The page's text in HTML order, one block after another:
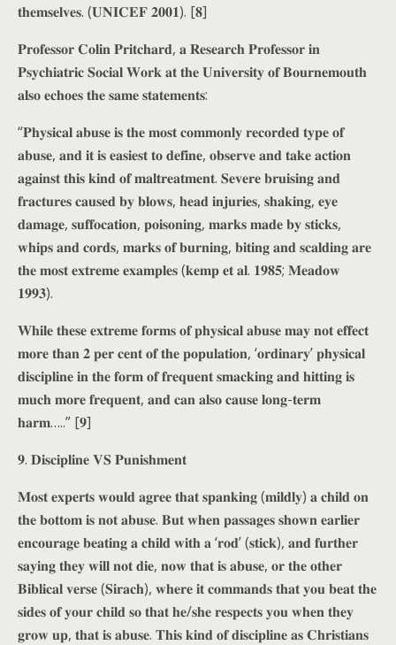
𝐭𝐡𝐞𝐦𝐬𝐞𝐥𝐯𝐞𝐬. (𝐔𝐍𝐈𝐂𝐄𝐅 𝟐𝟎𝟎𝟏). [𝟖]
𝐏𝐫𝐨𝐟𝐞𝐬𝐬𝐨𝐫 𝐂𝐨𝐥𝐢𝐧 𝐏𝐫𝐢𝐭𝐜𝐡𝐚𝐫𝐝, 𝐚 𝐑𝐞𝐬𝐞𝐚𝐫𝐜𝐡 𝐏𝐫𝐨𝐟𝐞𝐬𝐬𝐨𝐫 𝐢𝐧
𝐏𝐬𝐲𝐜𝐡𝐢𝐚𝐭𝐫𝐢𝐜 𝐒𝐨𝐜𝐢𝐚𝐥 𝐖𝐨𝐫𝐤 𝐚𝐭 𝐭𝐡𝐞 𝐔𝐧𝐢𝐯𝐞𝐫𝐬𝐢𝐭𝐲 𝐨𝐟 𝐁𝐨𝐮𝐫𝐧𝐞𝐦𝐨𝐮𝐭𝐡
𝐚𝐥𝐬𝐨 𝐞𝐜𝐡𝐨𝐞𝐬 𝐭𝐡𝐞 𝐬𝐚𝐦𝐞 𝐬𝐭𝐚𝐭𝐞𝐦𝐞𝐧𝐭𝐬:
“𝐏𝐡𝐲𝐬𝐢𝐜𝐚𝐥 𝐚𝐛𝐮𝐬𝐞 𝐢𝐬 𝐭𝐡𝐞 𝐦𝐨𝐬𝐭 𝐜𝐨𝐦𝐦𝐨𝐧𝐥𝐲 𝐫𝐞𝐜𝐨𝐫𝐝𝐞𝐝 𝐭𝐲𝐩𝐞 𝐨𝐟
𝐚𝐛𝐮𝐬𝐞, 𝐚𝐧𝐝 𝐢𝐭 𝐢𝐬 𝐞𝐚𝐬𝐢𝐞𝐬𝐭 𝐭𝐨 𝐝𝐞𝐟𝐢𝐧𝐞, 𝐨𝐛𝐬𝐞𝐫𝐯𝐞 𝐚𝐧𝐝 𝐭𝐚𝐤𝐞 𝐚𝐜𝐭𝐢𝐨𝐧
𝐚𝐠𝐚𝐢𝐧𝐬𝐭 𝐭𝐡𝐢𝐬 𝐤𝐢𝐧𝐝 𝐨𝐟 𝐦𝐚𝐥𝐭𝐫𝐞𝐚𝐭𝐦𝐞𝐧𝐭. 𝐒𝐞𝐯𝐞𝐫𝐞 𝐛𝐫𝐮𝐢𝐬𝐢𝐧𝐠 𝐚𝐧𝐝
𝐟𝐫𝐚𝐜𝐭𝐮𝐫𝐞𝐬 𝐜𝐚𝐮𝐬𝐞𝐝 𝐛𝐲 𝐛𝐥𝐨𝐰𝐬, 𝐡𝐞𝐚𝐝 𝐢𝐧𝐣𝐮𝐫𝐢𝐞𝐬, 𝐬𝐡𝐚𝐤𝐢𝐧𝐠, 𝐞𝐲𝐞
𝐝𝐚𝐦𝐚𝐠𝐞, 𝐬𝐮𝐟𝐟𝐨𝐜𝐚𝐭𝐢𝐨𝐧, 𝐩𝐨𝐢𝐬𝐨𝐧𝐢𝐧𝐠, 𝐦𝐚𝐫𝐤𝐬 𝐦𝐚𝐝𝐞 𝐛𝐲 𝐬𝐭𝐢𝐜𝐤𝐬,
𝐰𝐡𝐢𝐩𝐬 𝐚𝐧𝐝 𝐜𝐨𝐫𝐝𝐬, 𝐦𝐚𝐫𝐤𝐬 𝐨𝐟 𝐛𝐮𝐫𝐧𝐢𝐧𝐠, 𝐛𝐢𝐭𝐢𝐧𝐠 𝐚𝐧𝐝 𝐬𝐜𝐚𝐥𝐝𝐢𝐧𝐠 𝐚𝐫𝐞
𝐭𝐡𝐞 𝐦𝐨𝐬𝐭 𝐞𝐱𝐭𝐫𝐞𝐦𝐞 𝐞𝐱𝐚𝐦𝐩𝐥𝐞𝐬 (𝐤𝐞𝐦𝐩 𝐞𝐭 𝐚𝐥. 𝟏𝟗𝟖𝟓; 𝐌𝐞𝐚𝐝𝐨𝐰
𝟏𝟗𝟗𝟑).
𝐖𝐡𝐢𝐥𝐞 𝐭𝐡𝐞𝐬𝐞 𝐞𝐱𝐭𝐫𝐞𝐦𝐞 𝐟𝐨𝐫𝐦𝐬 𝐨𝐟 𝐩𝐡𝐲𝐬𝐢𝐜𝐚𝐥 𝐚𝐛𝐮𝐬𝐞 𝐦𝐚𝐲 𝐧𝐨𝐭 𝐞𝐟𝐟𝐞𝐜𝐭
𝐦𝐨𝐫𝐞 𝐭𝐡𝐚𝐧 𝟐 𝐩𝐞𝐫 𝐜𝐞𝐧𝐭 𝐨𝐟 𝐭𝐡𝐞 𝐩𝐨𝐩𝐮𝐥𝐚𝐭𝐢𝐨𝐧, ‘𝐨𝐫𝐝𝐢𝐧𝐚𝐫𝐲’ 𝐩𝐡𝐲𝐬𝐢𝐜𝐚𝐥
𝐝𝐢𝐬𝐜𝐢𝐩𝐥𝐢𝐧𝐞 𝐢𝐧 𝐭𝐡𝐞 𝐟𝐨𝐫𝐦 𝐨𝐟 𝐟𝐫𝐞𝐪𝐮𝐞𝐧𝐭 𝐬𝐦𝐚𝐜𝐤𝐢𝐧𝐠 𝐚𝐧𝐝 𝐡𝐢𝐭𝐭𝐢𝐧𝐠 𝐢𝐬
𝐦𝐮𝐜𝐡 𝐦𝐨𝐫𝐞 𝐟𝐫𝐞𝐪𝐮𝐞𝐧𝐭, 𝐚𝐧𝐝 𝐜𝐚𝐧 𝐚𝐥𝐬𝐨 𝐜𝐚𝐮𝐬𝐞 𝐥𝐨𝐧𝐠-𝐭𝐞𝐫𝐦
𝐡𝐚𝐫𝐦…..” [𝟗]
𝟗. 𝐃𝐢𝐬𝐜𝐢𝐩𝐥𝐢𝐧𝐞 𝐕𝐒 𝐏𝐮𝐧𝐢𝐬𝐡𝐦𝐞𝐧𝐭
𝐌𝐨𝐬𝐭 𝐞𝐱𝐩𝐞𝐫𝐭𝐬 𝐰𝐨𝐮𝐥𝐝 𝐚𝐠𝐫𝐞𝐞 𝐭𝐡𝐚𝐭 𝐬𝐩𝐚𝐧𝐤𝐢𝐧𝐠 (𝐦𝐢𝐥𝐝𝐥𝐲) 𝐚 𝐜𝐡𝐢𝐥𝐝 𝐨𝐧
𝐭𝐡𝐞 𝐛𝐨𝐭𝐭𝐨𝐦 𝐢𝐬 𝐧𝐨𝐭 𝐚𝐛𝐮𝐬𝐞. 𝐁𝐮𝐭 𝐰𝐡𝐞𝐧 𝐩𝐚𝐬𝐬𝐚𝐠𝐞𝐬 𝐬𝐡𝐨𝐰𝐧 𝐞𝐚𝐫𝐥𝐢𝐞𝐫
𝐞𝐧𝐜𝐨𝐮𝐫𝐚𝐠𝐞 𝐛𝐞𝐚𝐭𝐢𝐧𝐠 𝐚 𝐜𝐡𝐢𝐥𝐝 𝐰𝐢𝐭𝐡 𝐚 ‘𝐫𝐨𝐝’ (𝐬𝐭𝐢𝐜𝐤), 𝐚𝐧𝐝 𝐟𝐮𝐫𝐭𝐡𝐞𝐫
𝐬𝐚𝐲𝐢𝐧𝐠 𝐭𝐡𝐞𝐲 𝐰𝐢𝐥𝐥 𝐧𝐨𝐭 𝐝𝐢𝐞, 𝐧𝐨𝐰 𝐭𝐡𝐚𝐭 𝐢𝐬 𝐚𝐛𝐮𝐬𝐞, 𝐨𝐫 𝐭𝐡𝐞 𝐨𝐭𝐡𝐞𝐫
𝐁𝐢𝐛𝐥𝐢𝐜𝐚𝐥 𝐯𝐞𝐫𝐬𝐞 (𝐒𝐢𝐫𝐚𝐜𝐡), 𝐰𝐡𝐞𝐫𝐞 𝐢𝐭 𝐜𝐨𝐦𝐦𝐚𝐧𝐝𝐬 𝐭𝐡𝐚𝐭 𝐲𝐨𝐮 𝐛𝐞𝐚𝐭 𝐭𝐡𝐞
𝐬𝐢𝐝𝐞𝐬 𝐨𝐟 𝐲𝐨𝐮𝐫 𝐜𝐡𝐢𝐥𝐝 𝐬𝐨 𝐭𝐡𝐚𝐭 𝐡𝐞/𝐬𝐡𝐞 𝐫𝐞𝐬𝐩𝐞𝐜𝐭𝐬 𝐲𝐨𝐮 𝐰𝐡𝐞𝐧 𝐭𝐡𝐞𝐲
𝐠𝐫𝐨𝐰 𝐮𝐩, 𝐭𝐡𝐚𝐭 𝐢𝐬 𝐚𝐛𝐮𝐬𝐞. 𝐓𝐡𝐢𝐬 𝐤𝐢𝐧𝐝 𝐨𝐟 𝐝𝐢𝐬𝐜𝐢𝐩𝐥𝐢𝐧𝐞 𝐚𝐬 𝐂𝐡𝐫𝐢𝐬𝐭𝐢𝐚𝐧𝐬